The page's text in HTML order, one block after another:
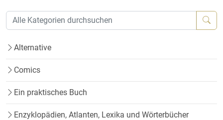
Alternative
Comics
Ein praktisches Buch
Enzyklopädien, Atlanten, Lexika und Wörterbücher